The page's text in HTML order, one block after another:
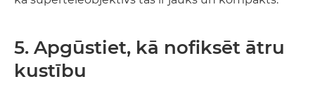
5. Apgūstiet, kā nofiksēt ātru
kustību